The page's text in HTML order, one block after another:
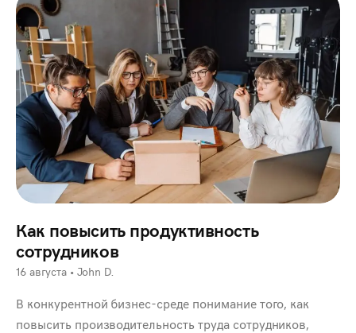
Как повысить продуктивность
сотрудников
16 августа •John D.
В конкурентной бизнес-среде понимание того, как
повысить производительность труда сотрудников,